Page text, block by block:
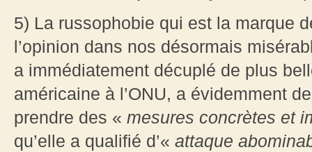
5) La russophobie qui est la marque
l’opinion dans nos désormais
a immédiatement décuplé de plus
américaine à l’ONU, a évidemment
prendre des « mesures concrètes et
qu’elle a qualifié d’« attaque